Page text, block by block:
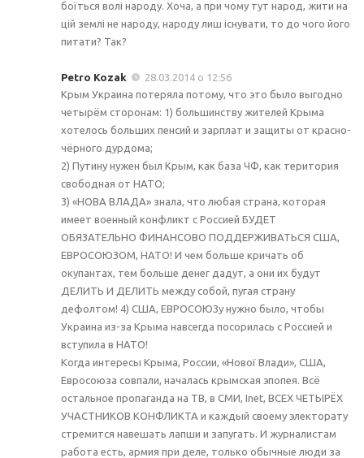
боїться волі народу. Хоча, а при чому тут народ, жити на
цій землі не народу, народу лиш існувати, то до чого його
питати? Так?
Petro Kozak
28.03.2014 о 12:56
Крым Украина потеряла потому, что это было выгодно
четырём сторонам: 1) большинству жителей Крыма
хотелось больших пенсий и зарплат и защиты от красно-
чёрного дурдома;
2) Путину нужен был Крым, как база ЧФ, как територия
свободная от НАТО;
3) «НОВА ВЛАДА» знала, что любая страна, которая
имеет военный конфликт с Россией БУДЕТ
ОБЯЗАТЕЛЬНО ФИНАНСОВО ПОДДЕРЖИВАТЬСЯ США,
ЕВРОСОЮЗОМ, НАТО! И чем больше кричать об
окупантах, тем больше денег дадут, а они их будут
ДЕЛИТЬ И ДЕЛИТЬ между собой, пугая страну
дефолтом! 4) США, ЕВРОСОЮЗу нужно было, чтобы
Украина из-за Крыма навсегда посорилась с Россией и
вступила в НАТО!
Когда интересы Крыма, России, «Нової Влади», США,
Евросоюза совпали, началась крымская эпопея. Всё
остальное пропаганда на ТВ, в СМИ, Inet, ВСЕХ ЧЕТЫРЁХ
УЧАСТНИКОВ КОНФЛИКТА и каждый своему электорату
стремится навешать лапши и запугать. И журналистам
работа есть, армия при деле, только обычные люди за